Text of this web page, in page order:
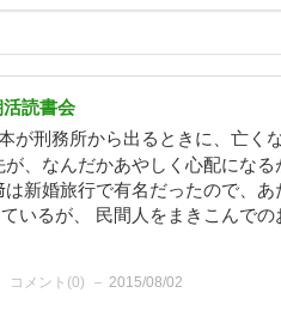
読書会
が刑務所から出るときに、亡く
が、なんだかあやしく心配にな
は新婚旅行で有名だったので、
いるが、 民間人をまきこんで
コメント(0) 2015/08/02